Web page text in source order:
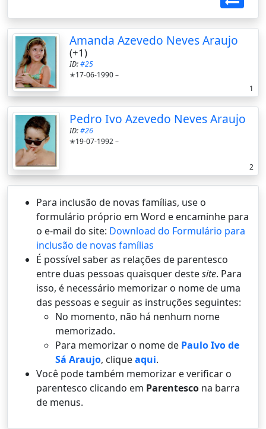
Amanda Azevedo Neves Araujo
(+1)
ID:#25
✭17-06-1990 –
1
Pedro Ivo Azevedo Neves Araujo
ID:#26
✭19-07-1992 –
2
Para inclusão de novas famílias, use o
formulário próprio em Word e encaminhe para
o e-mail do site: Download do Formulário para
inclusão de novas famílias
É possí­vel saber as relações de parentesco
entre duas pessoas quaisquer destesite. Para
isso, é necessário memorizar o nome de uma
das pessoas e seguir as instruções seguintes:
No momento, não há nenhum nome
memorizado.
Para memorizar o nome de Paulo Ivo de
Sá Araujo, cliqueaqui.
Você pode também memorizar e verificar o
parentesco clicando em Parentesco na barra
de menus.